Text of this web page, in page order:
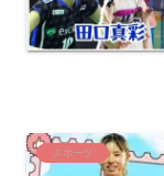
スポーツ